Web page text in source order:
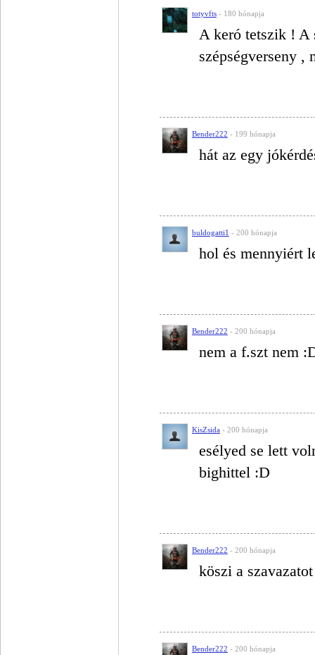
totyvfts - 180 hónapja
A keró tetszik ! A
szépségverseny ,
Bender222 - 199 hónapja
hát az egy
buldogatti1 - 200 hónapja
hol és mennyiért
Bender222 - 200 hónapja
nem a f.szt nem
KisZsida - 200 hónapja
esélyed se lett
bighittel :D
Bender222 - 200 hónapja
köszi a
Bender222 - 200 hónapja